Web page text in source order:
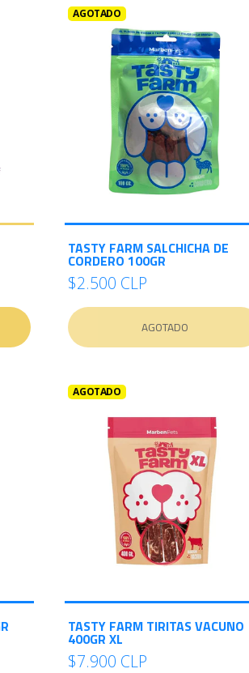
AGOTADO
TASTY FARM SALCHICHA DE
CORDERO 100GR
$2.500 CLP
AGOTADO
AGOTADO
TASTY FARM TIRITAS VACUNO
400GR XL
$7.900 CLP